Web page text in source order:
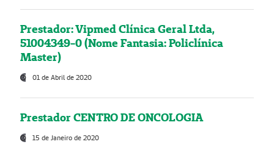
Prestador: Vipmed Clínica Geral Ltda,
51004349-0 (Nome Fantasia: Policlínica
Master)
01 de Abril de 2020
Prestador CENTRO DE ONCOLOGIA
15 de Janeiro de 2020